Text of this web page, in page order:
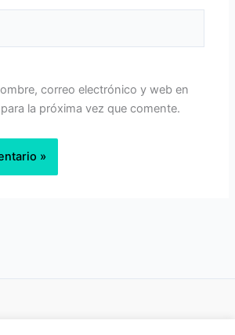
correo electrónico y web en
la próxima vez que comente.